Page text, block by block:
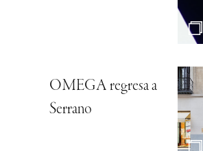
OMEGA regresa a
Serrano